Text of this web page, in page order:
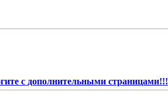
с дополнительными страницами!!!